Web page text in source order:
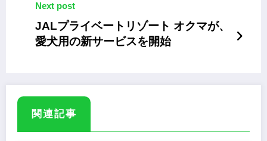
Next post
JALプライベートリゾート オクマが、
愛犬用の新サービスを開始
関連記事